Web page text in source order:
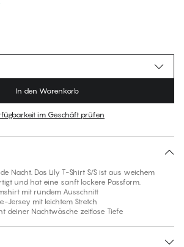
es keine empfohlene Größe
In den Warenkorb
im Geschäft prüfen
Nacht. Das Lily T-Shirt S/S ist aus weichem
und hat eine sanft lockere Passform.
mit rundem Ausschnitt
Jersey mit leichtem Stretch
deiner Nachtwäsche zeitlose Tiefe